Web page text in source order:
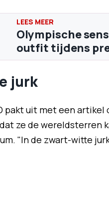
Olympische
outfit tijdens
jurk
pakt uit met een
ze de wereldsterren
"In de zwart-witte